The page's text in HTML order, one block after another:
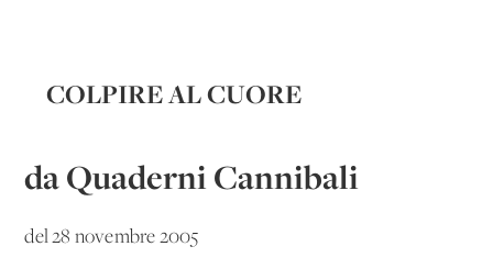
COLPIRE AL CUORE
da Quaderni Cannibali
del 28 novembre 2005